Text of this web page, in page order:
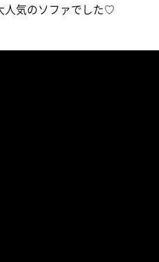
人気のソファでした♡